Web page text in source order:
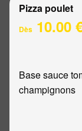
Pizza poulet
Dès 10.00
Base sauce
champignons